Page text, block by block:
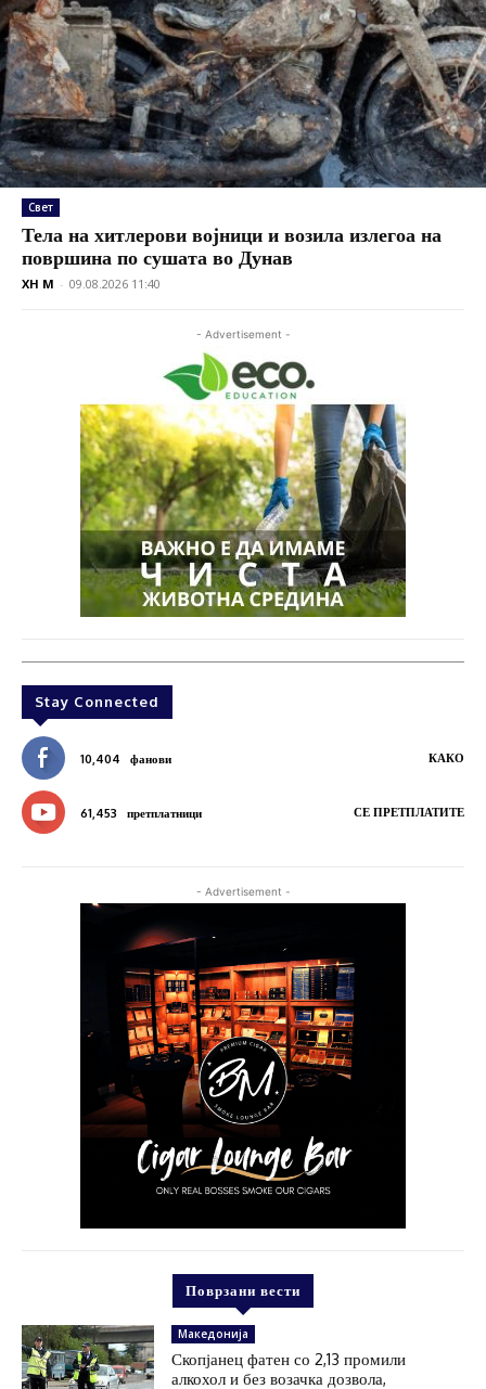
Свет
Тела на хитлерови војници и возила излегоа на
површина по сушата во Дунав
XH M - 09.08.2026 11:40
- Advertisement -
Stay Connected
10,404 фанови КАКО
61,453 претплатници СЕ ПРЕТПЛАТИТЕ
- Advertisement -
Поврзани вести
Македонија
Скопјанец фатен со 2,13 промили
алкохол и без возачка дозвола,